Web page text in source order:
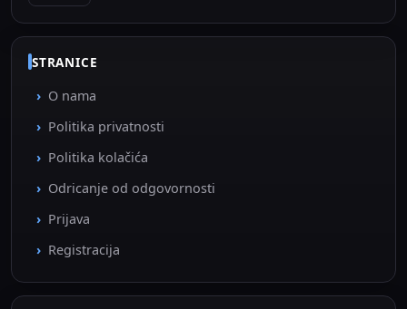
STRANICE
O nama
Politika privatnosti
Politika kolačića
Odricanje od odgovornosti
Prijava
Registracija